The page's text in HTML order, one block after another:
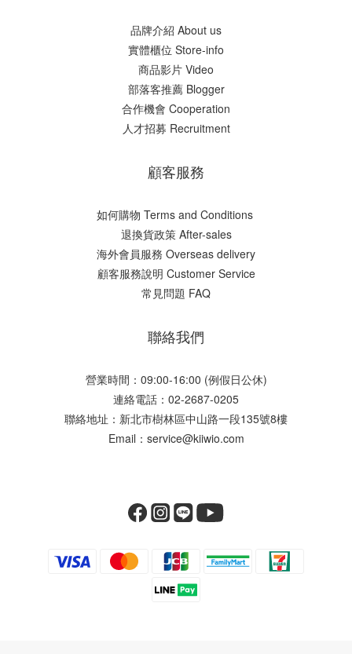
品牌介紹 About us
實體櫃位 Store-info
商品影片 Video
部落客推薦 Blogger
合作機會 Cooperation
人才招募 Recruitment
顧客服務
如何購物 Terms and Conditions
​退換貨政策 After-sales
海外會員服務 Overseas delivery
顧客服務說明 Customer Service
常見問題 FAQ
聯絡我們
營業時間：09:00-16:00 (例假日公休)
連絡電話：02-2687-0205
聯絡地址：新北市樹林區中山路一段135號8樓
Email：service@kiiwio.com